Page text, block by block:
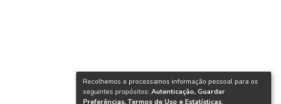
Recolhemos e processamos informação pessoal para os
seguintes propósitos: Autenticação, Guardar
Preferências, Termos de Uso e Estatísticas.